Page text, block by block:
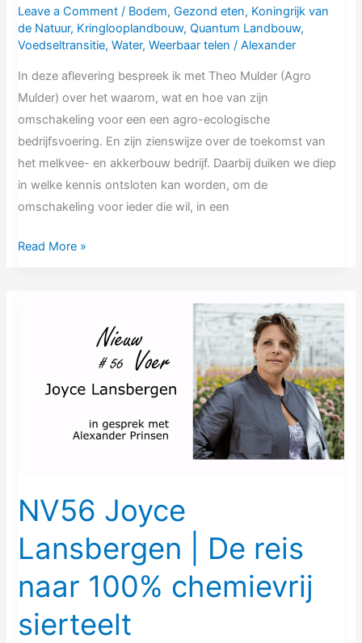
Leave a Comment / Bodem,Gezond eten, Koningrijk van
de Natuur, Kringlooplandbouw,Quantum Landbouw,
Voedseltransitie,Water,Weerbaar telen /Alexander
In deze aflevering bespreek ik met Theo Mulder (Agro
Mulder) over het waarom, wat en hoe van zijn
omschakeling voor een een agro-ecologische
bedrijfsvoering. En zijn zienswijze over de toekomst van
het melkvee- en akkerbouw bedrijf. Daarbij duiken we diep
in welke kennis ontsloten kan worden, om de
omschakeling voor ieder die wil, in een
Read More »
NV56 Joyce
Lansbergen | De reis
naar 100% chemievrij
sierteelt
sierteelt